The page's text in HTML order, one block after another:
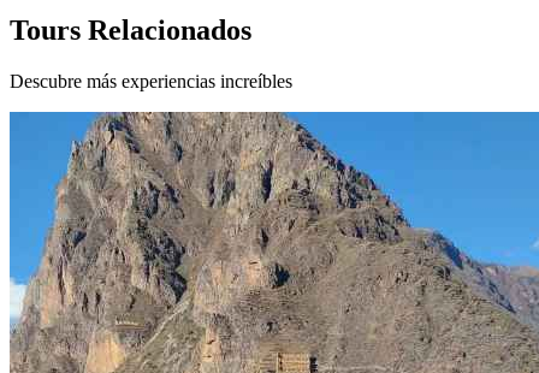
Tours Relacionados
Descubre más experiencias increíbles